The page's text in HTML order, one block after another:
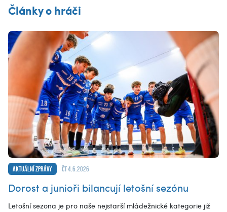
Články o hráči
Aktuální zprávy čt 4.6.2026
Dorost a junioři bilancují letošní sezónu
Letošní sezona je pro naše nejstarší mládežnické kategorie již